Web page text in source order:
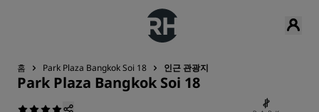
홈 Park Plaza Bangkok Soi 18 인근 관광지
Park Plaza Bangkok Soi 18